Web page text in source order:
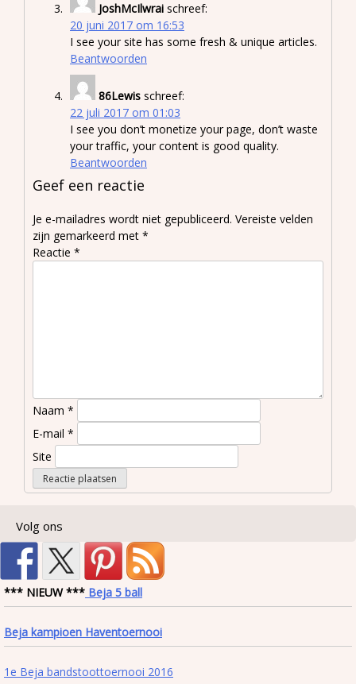
JoshMcIlwrai schreef:
20 juni 2017 om 16:53
I see your site has some fresh & unique articles.
Beantwoorden
86Lewis schreef:
22 juli 2017 om 01:03
I see you don’t monetize your page, don’t waste
your traffic, your content is good quality.
Beantwoorden
Geef een reactie
Je e-mailadres wordt niet gepubliceerd. Vereiste velden
zijn gemarkeerd met *
Reactie *
Naam *
E-mail *
Site
Volg ons
*** NIEUW *** Beja 5 ball
Beja kampioen Haventoernooi
1e Beja bandstoottoernooi 2016